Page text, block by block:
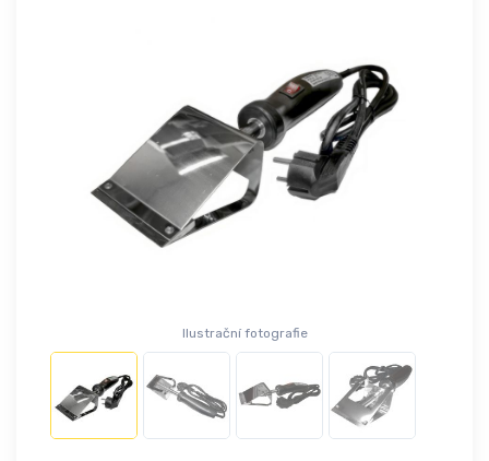
Ilustrační fotografie